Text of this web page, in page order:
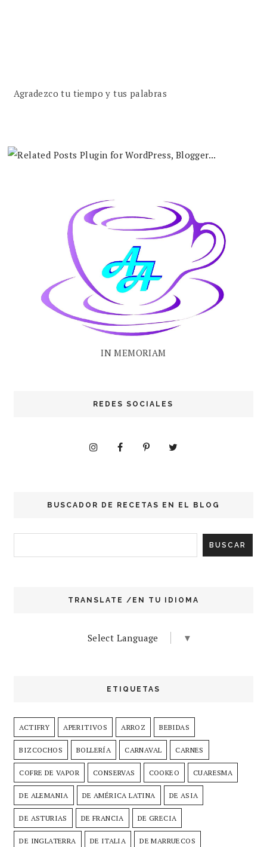
Agradezco tu tiempo y tus palabras
IN MEMORIAM
REDES SOCIALES
BUSCADOR DE RECETAS EN EL BLOG
TRANSLATE /EN TU IDIOMA
Select Language ▼
ETIQUETAS
ACTIFRY APERITIVOS ARROZ BEBIDAS
BIZCOCHOS BOLLERÍA CARNAVAL CARNES
COFRE DE VAPOR CONSERVAS COOKEO CUARESMA
DE ALEMANIA DE AMÉRICA LATINA DE ASIA
DE ASTURIAS DE FRANCIA DE GRECIA
DE INGLATERRA DE ITALIA DE MARRUECOS